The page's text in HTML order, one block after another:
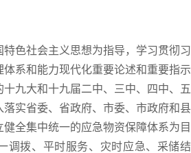
特色社会主义思想为指导，学习贯彻习
系和能力现代化重要论述和重要指示
九大和十九届二中、三中、四中、五
实省委、省政府、市委、市政府和县
全集中统一的应急物资保障体系为目
调拨、平时服务、灾时应急、采储结